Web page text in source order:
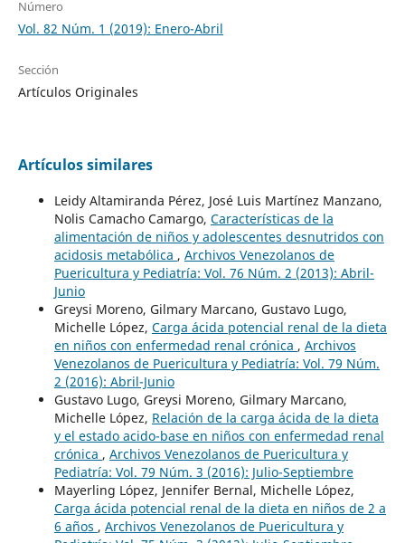
Número
Vol. 82 Núm. 1 (2019): Enero-Abril
Sección
Artículos Originales
Artículos similares
Leidy Altamiranda Pérez, José Luis Martínez Manzano,
Nolis Camacho Camargo, Características de la
alimentación de niños y adolescentes desnutridos con
acidosis metabólica , Archivos Venezolanos de
Puericultura y Pediatría: Vol. 76 Núm. 2 (2013): Abril-
Junio
Greysi Moreno, Gilmary Marcano, Gustavo Lugo,
Michelle López, Carga ácida potencial renal de la dieta
en niños con enfermedad renal crónica , Archivos
Venezolanos de Puericultura y Pediatría: Vol. 79 Núm.
2 (2016): Abril-Junio
Gustavo Lugo, Greysi Moreno, Gilmary Marcano,
Michelle López, Relación de la carga ácida de la dieta
y el estado acido-base en niños con enfermedad renal
crónica , Archivos Venezolanos de Puericultura y
Pediatría: Vol. 79 Núm. 3 (2016): Julio-Septiembre
Mayerling López, Jennifer Bernal, Michelle López,
Carga ácida potencial renal de la dieta en niños de 2 a
6 años , Archivos Venezolanos de Puericultura y